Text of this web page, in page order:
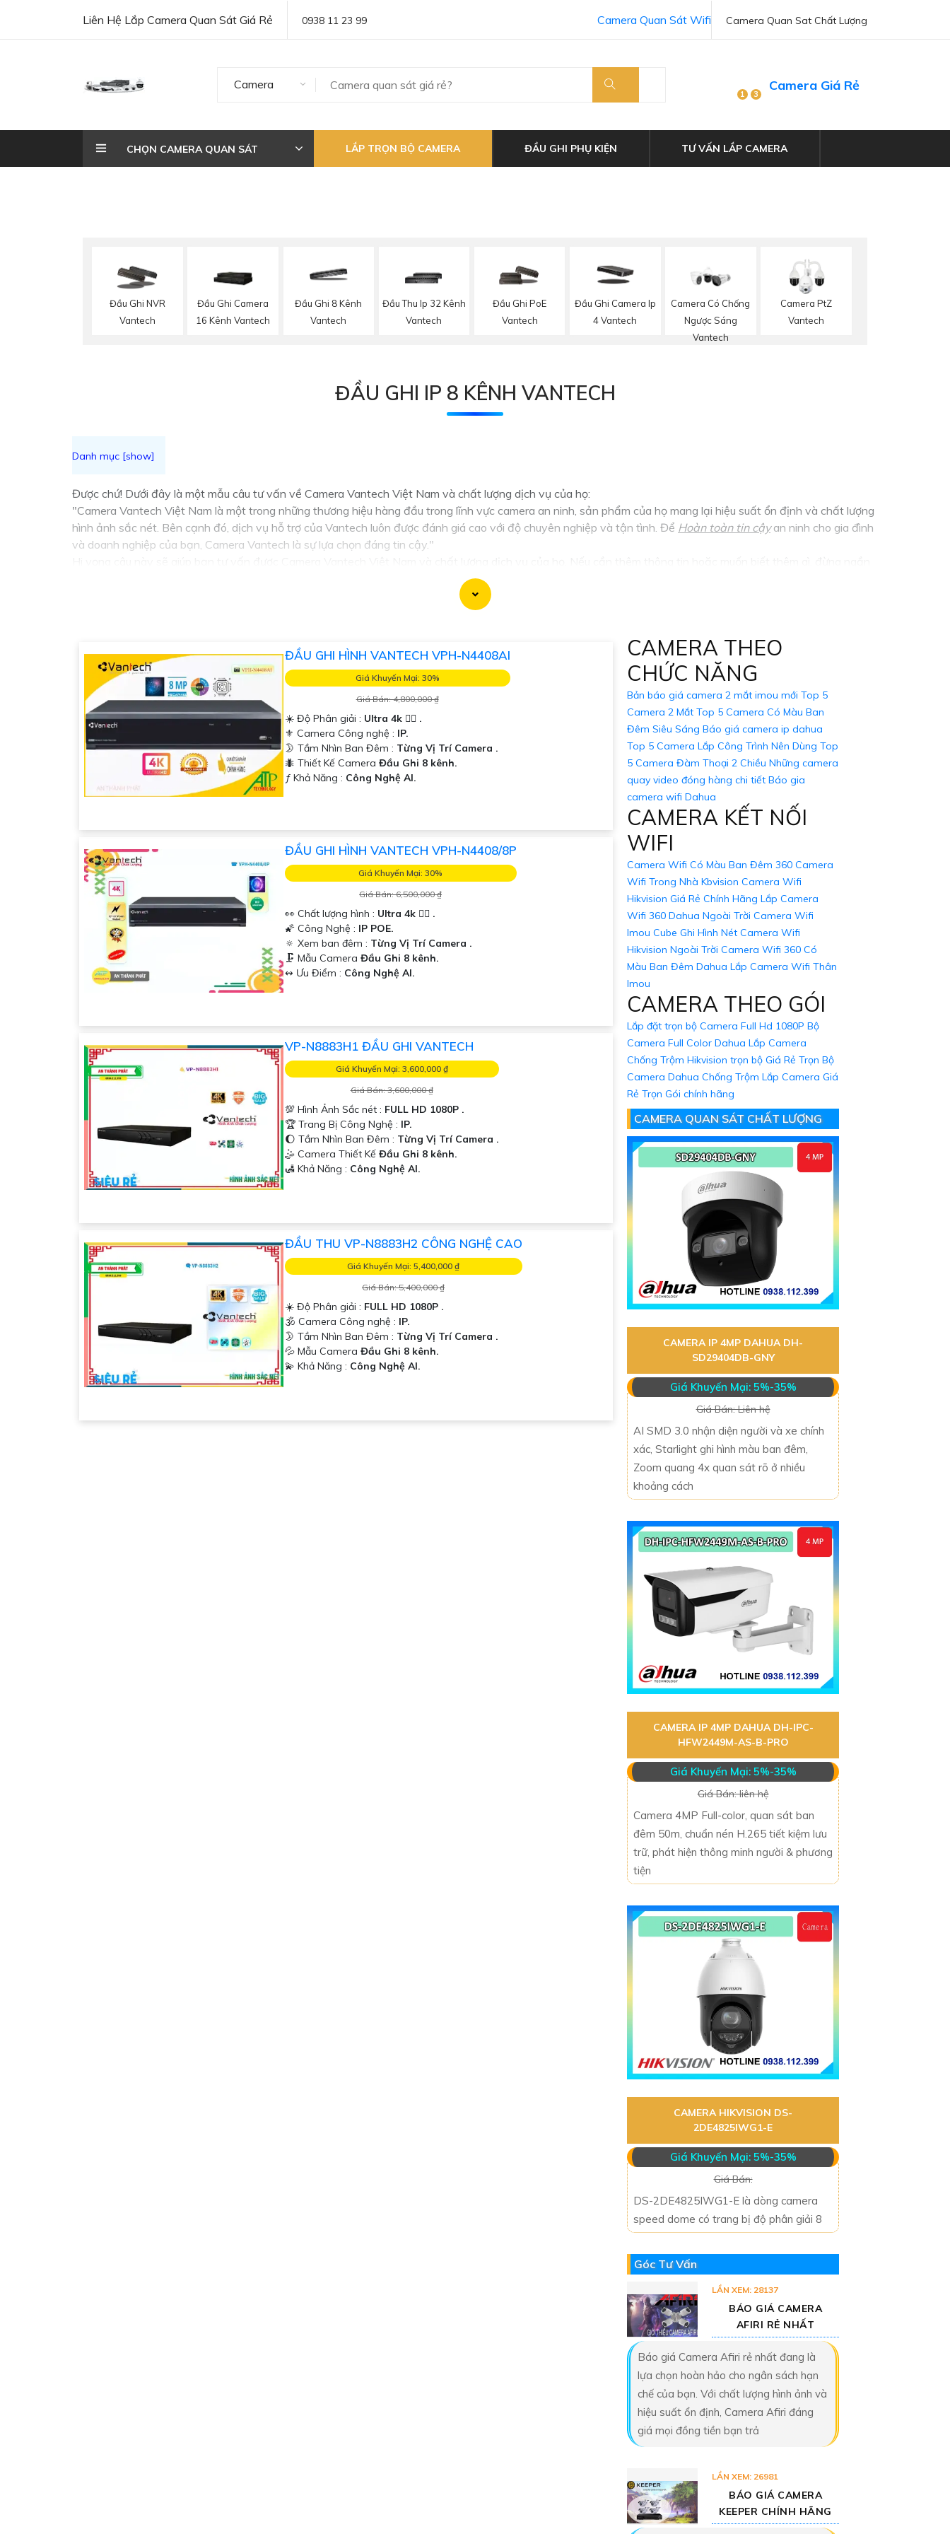
Liên Hệ Lắp Camera Quan Sát Giá Rẻ 0938 11 23 99 Camera Quan Sat Chất Lượng
Camera Quan Sát Wifi
Camera
1 3
Camera Giá Rẻ
CHỌN CAMERA QUAN SÁT LẮP TRỌN BỘ CAMERA ĐẦU GHI PHỤ KIỆN TƯ VẤN LẮP CAMERA
Đầu Ghi NVR
Vantech
Đầu Ghi Camera
16 Kênh Vantech
Đầu Ghi 8 Kênh
Vantech
Đầu Thu Ip 32 Kênh
Vantech
Đầu Ghi PoE
Vantech
Đầu Ghi Camera Ip
4 Vantech
Camera Có Chống
Ngược Sáng
Vantech
Camera PtZ
Vantech
ĐẦU GHI IP 8 KÊNH VANTECH
Được chứ! Dưới đây là một mẫu câu tư vấn về Camera Vantech Việt Nam và chất lượng dịch vụ của họ:
"Camera Vantech Việt Nam là một trong những thương hiệu hàng đầu trong lĩnh vực camera an ninh, sản phẩm của họ mang lại hiệu suất ổn định và chất lượng
hình ảnh sắc nét. Bên cạnh đó, dịch vụ hỗ trợ của Vantech luôn được đánh giá cao với độ chuyên nghiệp và tận tình. Để Hoàn toàn tin cậyan ninh cho gia đình
và doanh nghiệp của bạn, Camera Vantech là sự lựa chọn đáng tin cậy."
ĐẦU GHI HÌNH VANTECH VPH-N4408AI
Giá Khuyến Mại: 30%
Giá Bán: 4,800,000 ₫
☀️ Độ Phân giải : Ultra 4k 👍🏾 .
⚜️ Camera Công nghệ : IP.
🌛 Tầm Nhìn Ban Đêm : Từng Vị Trí Camera .
🐜 Thiết Kế Camera Đầu Ghi 8 kênh.
️ƒ Khả Năng : Công Nghệ AI.
ĐẦU GHI HÌNH VANTECH VPH-N4408/8P
Giá Khuyến Mại: 30%
Giá Bán: 6,500,000 ₫
️
👀 Chất lượng hình : Ultra 4k 👍🏾 .
🌠 Công Nghệ : IP POE.
🔅 Xem ban đêm : Từng Vị Trí Camera .
🗜️ Mẫu Camera Đầu Ghi 8 kênh.
️↭ Ưu Điểm : Công Nghệ AI.
VP-N8883H1 ĐẦU GHI VANTECH
Giá Khuyến Mại: 3,600,000 ₫
Giá Bán: 3,600,000 ₫
💯 Hình Ảnh Sắc nét : FULL HD 1080P .
🏆 Trang Bị Công Nghệ : IP.
🌔 Tầm Nhìn Ban Đêm : Từng Vị Trí Camera .
🤹 Camera Thiết Kế Đầu Ghi 8 kênh.
️🛃 Khả Năng : Công Nghệ AI.
ĐẦU THU VP-N8883H2 CÔNG NGHỆ CAO
Giá Khuyến Mại: 5,400,000 ₫
Giá Bán: 5,400,000 ₫
☀️ Độ Phân giải : FULL HD 1080P .
🕉️ Camera Công nghệ : IP.
🌛 Tầm Nhìn Ban Đêm : Từng Vị Trí Camera .
💦 Mẫu Camera Đầu Ghi 8 kênh.
️💫 Khả Năng : Công Nghệ AI.
CAMERA THEO
CHỨC NĂNG
Bản báo giá camera 2 mắt imou mới Top 5
Camera 2 Mắt Top 5 Camera Có Màu Ban
Đêm Siêu Sáng Báo giá camera ip dahua
Top 5 Camera Lắp Công Trình Nên Dùng Top
5 Camera Đàm Thoại 2 Chiều Những camera
quay video đóng hàng chi tiết Báo gia
camera wifi Dahua
CAMERA KẾT NỐI
WIFI
Camera Wifi Có Màu Ban Đêm 360 Camera
Wifi Trong Nhà Kbvision Camera Wifi
Hikvision Giá Rẻ Chính Hãng Lắp Camera
Wifi 360 Dahua Ngoài Trời Camera Wifi
Imou Cube Ghi Hình Nét Camera Wifi
Hikvision Ngoài Trời Camera Wifi 360 Có
Màu Ban Đêm Dahua Lắp Camera Wifi Thân
Imou
CAMERA THEO GÓI
Lắp đặt trọn bộ Camera Full Hd 1080P Bộ
Camera Full Color Dahua Lắp Camera
Chống Trộm Hikvision trọn bộ Giá Rẻ Trọn Bộ
Camera Dahua Chống Trộm Lắp Camera Giá
Rẻ Trọn Gói chính hãng
CAMERA QUAN SÁT CHẤT LƯỢNG
CAMERA IP 4MP DAHUA DH-
SD29404DB-GNY
Giá Khuyến Mại: 5%-35%
Giá Bán: Liên hệ
AI SMD 3.0 nhận diện người và xe chính
xác, Starlight ghi hình màu ban đêm,
Zoom quang 4x quan sát rõ ở nhiều
khoảng cách
CAMERA IP 4MP DAHUA DH-IPC-
HFW2449M-AS-B-PRO
Giá Khuyến Mại: 5%-35%
Giá Bán: liên hệ
Camera 4MP Full-color, quan sát ban
đêm 50m, chuẩn nén H.265 tiết kiệm lưu
trữ, phát hiện thông minh người & phương
tiện
CAMERA HIKVISION DS-
2DE4825IWG1-E
Giá Khuyến Mại: 5%-35%
Giá Bán:
DS-2DE4825IWG1-E là dòng camera
speed dome có trang bị độ phân giải 8
Góc Tư Vấn
LẦN XEM: 28137
BÁO GIÁ CAMERA
AFIRI RẺ NHẤT
Báo giá Camera Afiri rẻ nhất đang là
lựa chọn hoàn hảo cho ngân sách hạn
chế của bạn. Với chất lượng hình ảnh và
hiệu suất ổn định, Camera Afiri đáng
giá mọi đồng tiền bạn trả
LẦN XEM: 26981
BÁO GIÁ CAMERA
KEEPER CHÍNH HÃNG